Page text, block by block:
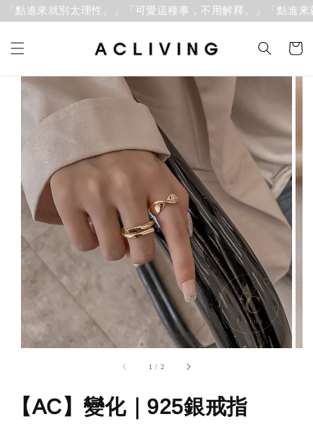
點進來就別太理性。」「可愛這種事，不用解釋。」 「點進來
1 / 2
【AC】變化｜925銀戒指